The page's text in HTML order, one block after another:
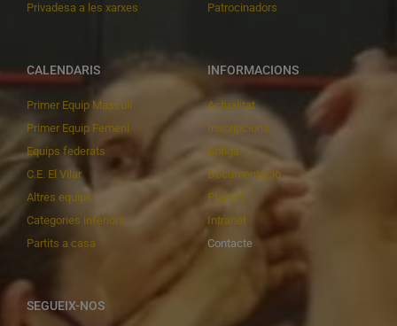
Privadesa a les xarxes
Patrocinadors
CALENDARIS
Primer Equip Masculí
Primer Equip Femení
Equips federats
C.E. El Vilar
Altres equips
Categories inferiors
Partits a casa
INFORMACIONS
Actualitat
Inscripcions
Botiga
Documentació
Playoff
Intranet
Contacte
SEGUEIX-NOS